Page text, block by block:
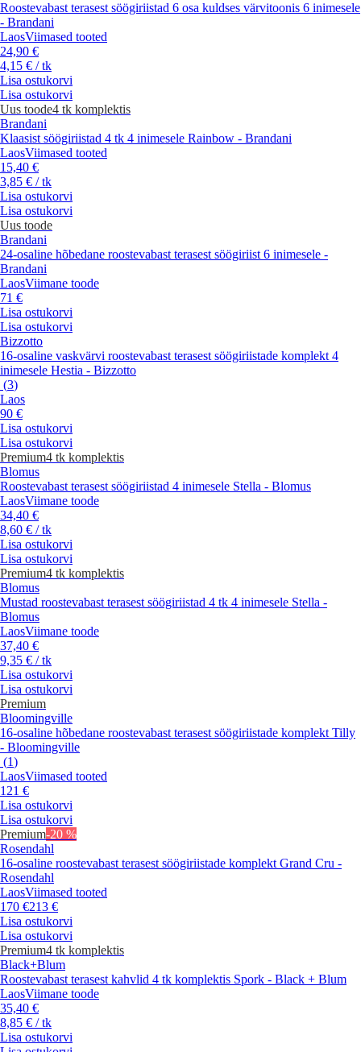
Roostevabast terasest söögiriistad 6 osa kuldses värvitoonis 6 inimesele
- Brandani
LaosViimased tooted
24,90 €
4,15 € / tk
Lisa ostukorvi
Lisa ostukorvi
Uus toode4 tk komplektis
Brandani
Klaasist söögiriistad 4 tk 4 inimesele Rainbow - Brandani
LaosViimased tooted
15,40 €
3,85 € / tk
Lisa ostukorvi
Lisa ostukorvi
Uus toode
Brandani
24-osaline hõbedane roostevabast terasest söögiriist 6 inimesele -
Brandani
LaosViimane toode
71 €
Lisa ostukorvi
Lisa ostukorvi
Bizzotto
16-osaline vaskvärvi roostevabast terasest söögiriistade komplekt 4
inimesele Hestia - Bizzotto
(3)
Laos
90 €
Lisa ostukorvi
Lisa ostukorvi
Premium4 tk komplektis
Blomus
Roostevabast terasest söögiriistad 4 inimesele Stella - Blomus
LaosViimane toode
34,40 €
8,60 € / tk
Lisa ostukorvi
Lisa ostukorvi
Premium4 tk komplektis
Blomus
Mustad roostevabast terasest söögiriistad 4 tk 4 inimesele Stella -
Blomus
LaosViimane toode
37,40 €
9,35 € / tk
Lisa ostukorvi
Lisa ostukorvi
Premium
Bloomingville
16-osaline hõbedane roostevabast terasest söögiriistade komplekt Tilly
- Bloomingville
(1)
LaosViimased tooted
121 €
Lisa ostukorvi
Lisa ostukorvi
Premium-20 %
Rosendahl
16-osaline roostevabast terasest söögiriistade komplekt Grand Cru -
Rosendahl
LaosViimased tooted
170 €213 €
Lisa ostukorvi
Lisa ostukorvi
Premium4 tk komplektis
Black+Blum
Roostevabast terasest kahvlid 4 tk komplektis Spork - Black + Blum
LaosViimane toode
35,40 €
8,85 € / tk
Lisa ostukorvi